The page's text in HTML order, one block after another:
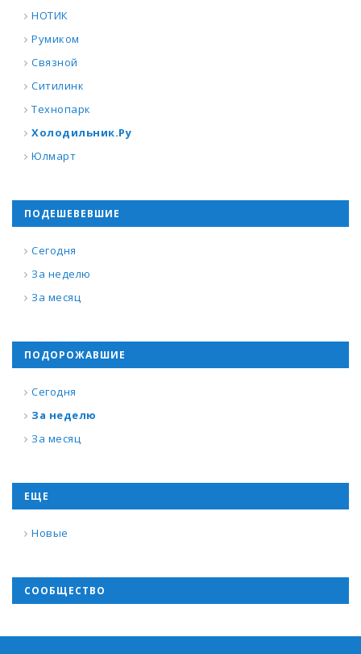
НОТИК
Румиком
Связной
Ситилинк
Технопарк
Холодильник.Ру
Юлмарт
ПОДЕШЕВЕВШИЕ
Сегодня
За неделю
За месяц
ПОДОРОЖАВШИЕ
Сегодня
За неделю
За месяц
ЕЩЕ
Новые
СООБЩЕСТВО